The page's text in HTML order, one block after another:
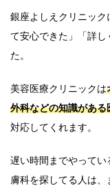
銀座よしえクリニック
て安心できた」「詳し
た。
美容医療クリニックは
外科などの知識がある
対応してくれます。
遅い時間までやって
膚科を探してる人は、